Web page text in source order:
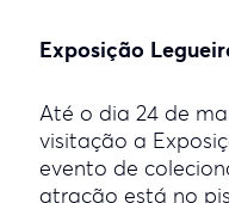
Exposição
Até o dia 24 de
visitação a
evento de
atração está no